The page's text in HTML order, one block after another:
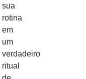
sua
rotina
em
um
verdadeiro
ritual